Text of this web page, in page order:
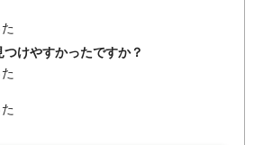
けやすかったですか？